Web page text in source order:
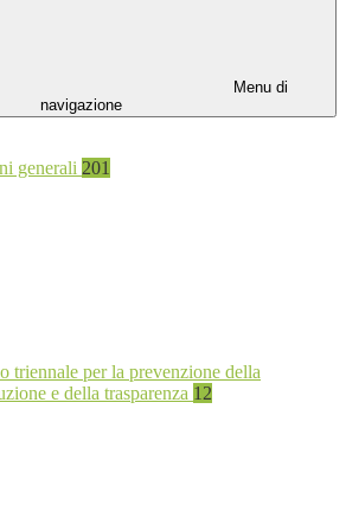
Menu di
navigazione
generali 201
triennale per la prevenzione della
e della trasparenza 12